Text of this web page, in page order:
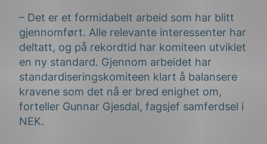
– Det er et formidabelt arbeid som har blitt
gjennomført. Alle relevante interessenter har
deltatt, og på rekordtid har komiteen utviklet
en ny standard. Gjennom arbeidet har
standardiseringskomiteen klart å balansere
kravene som det nå er bred enighet om,
forteller Gunnar Gjesdal, fagsjef samferdsel i
NEK.